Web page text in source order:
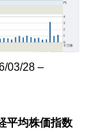
03/28 –
平均株価指数